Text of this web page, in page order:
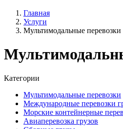
Главная
Услуги
Мультимодальные перевозки
Категории
Мультимодальные перевозки
Международные перевозки
Морские контейнерные
Авиаперевозка грузов